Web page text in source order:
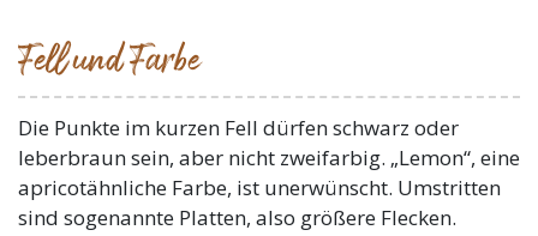
Fell und Farbe
Die Punkte im kurzen Fell dürfen schwarz oder
leberbraun sein, aber nicht zweifarbig. „Lemon“, eine
apricotähnliche Farbe, ist unerwünscht. Umstritten
sind sogenannte Platten, also größere Flecken.